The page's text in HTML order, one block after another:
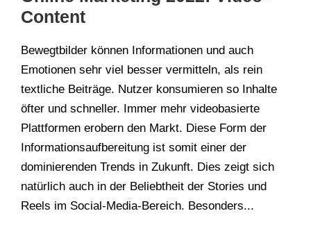
Content
Bewegtbilder können Informationen und auch
Emotionen sehr viel besser vermitteln, als rein
textliche Beiträge. Nutzer konsumieren so Inhalte
öfter und schneller. Immer mehr videobasierte
Plattformen erobern den Markt. Diese Form der
Informationsaufbereitung ist somit einer der
dominierenden Trends in Zukunft. Dies zeigt sich
natürlich auch in der Beliebtheit der Stories und
Reels im Social-Media-Bereich. Besonders...